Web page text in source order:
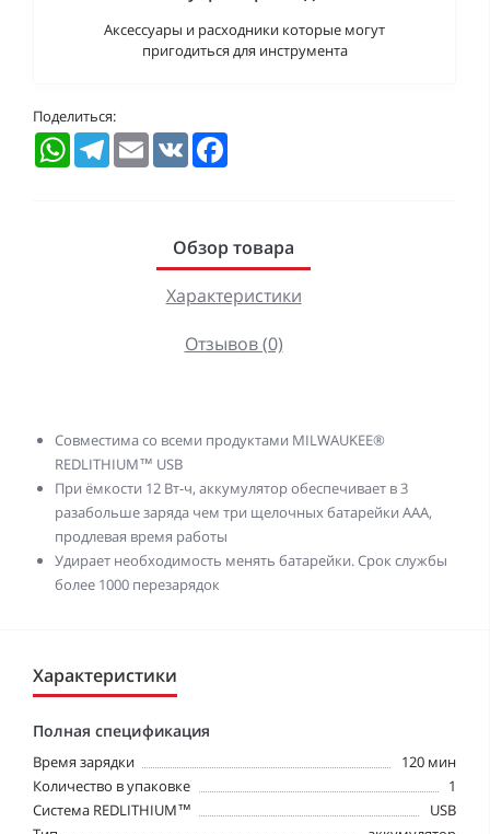
Аксессуары и расходники которые могут
пригодиться для инструмента
Поделиться:
WhatsAppTelegramEmail VK
Обзор товара
Характеристики
Отзывов (0)
Совместима со всеми продуктами MILWAUKEE®
REDLITHIUM™ USB
При ёмкости 12 Вт-ч, аккумулятор обеспечивает в 3
разабольше заряда чем три щелочных батарейки ААА,
продлевая время работы
Удирает необходимость менять батарейки. Срок службы
более 1000 перезарядок
Характеристики
Полная спецификация
Время зарядки
120 мин
Количество в упаковке
1
Система REDLITHIUM™
USB